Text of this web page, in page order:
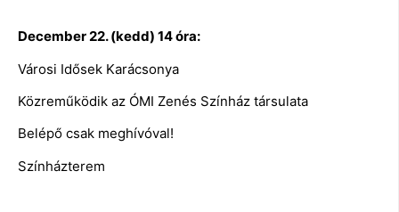
December 22. (kedd) 14 óra:
Városi Idősek Karácsonya
Közreműködik az ÓMI Zenés Színház társulata
Belépő csak meghívóval!
Színházterem